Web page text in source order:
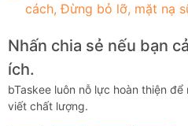
cách,Đừng bỏ lỡ, mặt nạ
Nhấn chia sẻ nếu bạn
ích.
bTaskee luôn nỗ lực hoàn thiện
viết chất lượng.